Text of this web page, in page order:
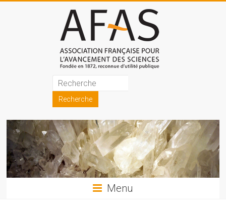
Association
française
pour
l'avancement
des
sciences
Menu